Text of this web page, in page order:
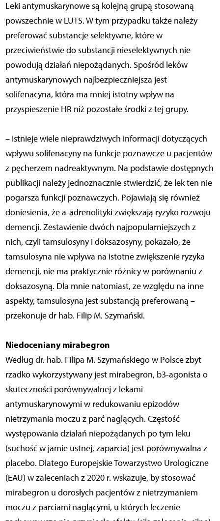
Leki antymuskarynowe są kolejną grupą stosowaną
powszechnie w LUTS. W tym przypadku także należy
preferować substancje selektywne, które w
przeciwieństwie do substancji nieselektywnych nie
powodują działań niepożądanych. Spośród leków
antymuskarynowych najbezpieczniejsza jest
solifenacyna, która ma mniej istotny wpływ na
przyspieszenie HR niż pozostałe środki z tej grupy.
– Istnieje wiele nieprawdziwych informacji dotyczących
wpływu solifenacyny na funkcje poznawcze u pacjentów
z pęcherzem nadreaktywnym. Na podstawie dostępnych
publikacji należy jednoznacznie stwierdzić, że lek ten nie
pogarsza funkcji poznawczych. Pojawiają się również
doniesienia, że a-adrenolityki zwiększają ryzyko rozwoju
demencji. Zestawienie dwóch najpopularniejszych z
nich, czyli tamsulosyny i doksazosyny, pokazało, że
tamsulosyna nie wpływa na istotne zwiększenie ryzyka
demencji, nie ma praktycznie różnicy w porównaniu z
doksazosyną. Dla mnie natomiast, ze względu na inne
aspekty, tamsulosyna jest substancją preferowaną –
przekonuje dr hab. Filip M. Szymański.
Niedoceniany mirabegron
Według dr. hab. Filipa M. Szymańskiego w Polsce zbyt
rzadko wykorzystywany jest mirabegron, b3-agonista o
skuteczności porównywalnej z lekami
antymuskarynowymi w redukowaniu epizodów
nietrzymania moczu z parć naglących. Częstość
występowania działań niepożądanych po tym leku
(suchość w jamie ustnej, zaparcia) jest porównywalna z
placebo. Dlatego Europejskie Towarzystwo Urologiczne
(EAU) w zaleceniach z 2020 r. wskazuje, by stosować
mirabegron u dorosłych pacjentów z nietrzymaniem
moczu z parciami naglącymi, u których leczenie